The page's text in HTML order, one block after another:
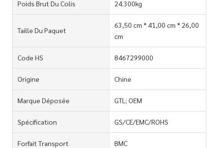
Poids Brut Du Colis 24.300kg
Taille Du Paquet
63,50 cm * 41,00 cm * 26,00
cm
Code HS 8467299000
Origine Chine
Marque Déposée GTL; OEM
Spécification GS/CE/EMC/ROHS
Forfait Transport BMC